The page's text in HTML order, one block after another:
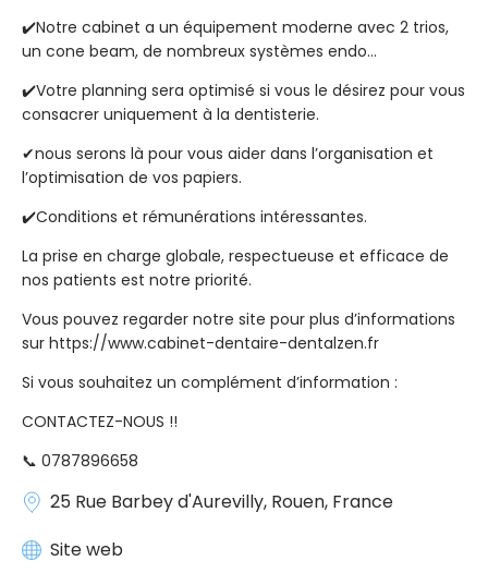
✔️Notre cabinet a un équipement moderne avec 2 trios,
un cone beam, de nombreux systèmes endo…
✔️Votre planning sera optimisé si vous le désirez pour vous
consacrer uniquement à la dentisterie.
✔nous serons là pour vous aider dans l’organisation et
l’optimisation de vos papiers.
✔️Conditions et rémunérations intéressantes.
La prise en charge globale, respectueuse et efficace de
nos patients est notre priorité.
Vous pouvez regarder notre site pour plus d’informations
sur https://www.cabinet-dentaire-dentalzen.fr
Si vous souhaitez un complément d’information :
CONTACTEZ-NOUS !!
📞 0787896658
25 Rue Barbey d'Aurevilly, Rouen, France
Site web